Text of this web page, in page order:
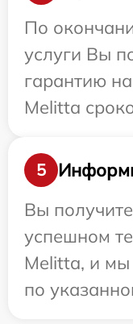
По
услуги Вы
гарантию
Melitta
5
Вы
успешном
Melitta, и мы
по